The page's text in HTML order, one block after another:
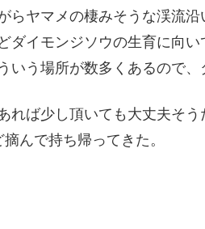
らヤマメの棲みそうな渓流
ダイモンジソウの生育に向い
いう場所が数多くあるので
れば少し頂いても大丈夫そう
んで持ち帰ってきた。